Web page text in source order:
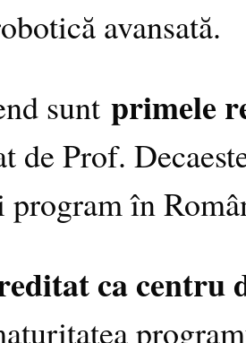
avansată.
sunt primele
de Prof.
în
ca centru